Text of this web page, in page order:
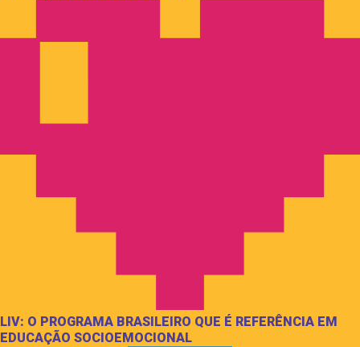
LIV: O PROGRAMA BRASILEIRO QUE É REFERÊNCIA EM
EDUCAÇÃO SOCIOEMOCIONAL